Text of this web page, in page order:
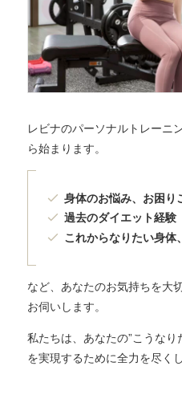
レビナのパーソナルトレーニ
ら始まります。
身体のお悩み、お困り
過去のダイエット経験
これからなりたい身体
など、あなたのお気持ちを大
お伺いします。
私たちは、あなたの”こうな
を実現するために全力を尽くし